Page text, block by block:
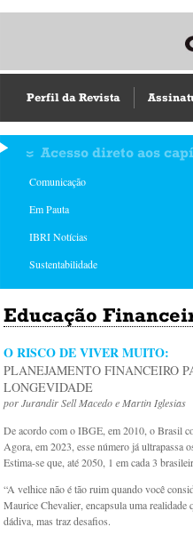
Perfil da Revista
Acesso direto aos
Comunicação
Em Pauta
IBRI Notícias
Sustentabilidade
Educação
O RISCO DE VIVER MUITO:
PLANEJAMENTO FINANCEIRO
LONGEVIDADE
porJurandir Sell MacedoeMartin Iglesias
De acordo com o IBGE, em 2010, o Brasil
Agora, em 2023, esse número já ultrapassa
Estima-se que, até 2050, 1 em cada 3
“A velhice não é tão ruim quando você
Maurice Chevalier, encapsula uma
dádiva, mas traz desafios.